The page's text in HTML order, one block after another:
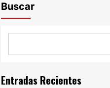
Buscar
Entradas Recientes